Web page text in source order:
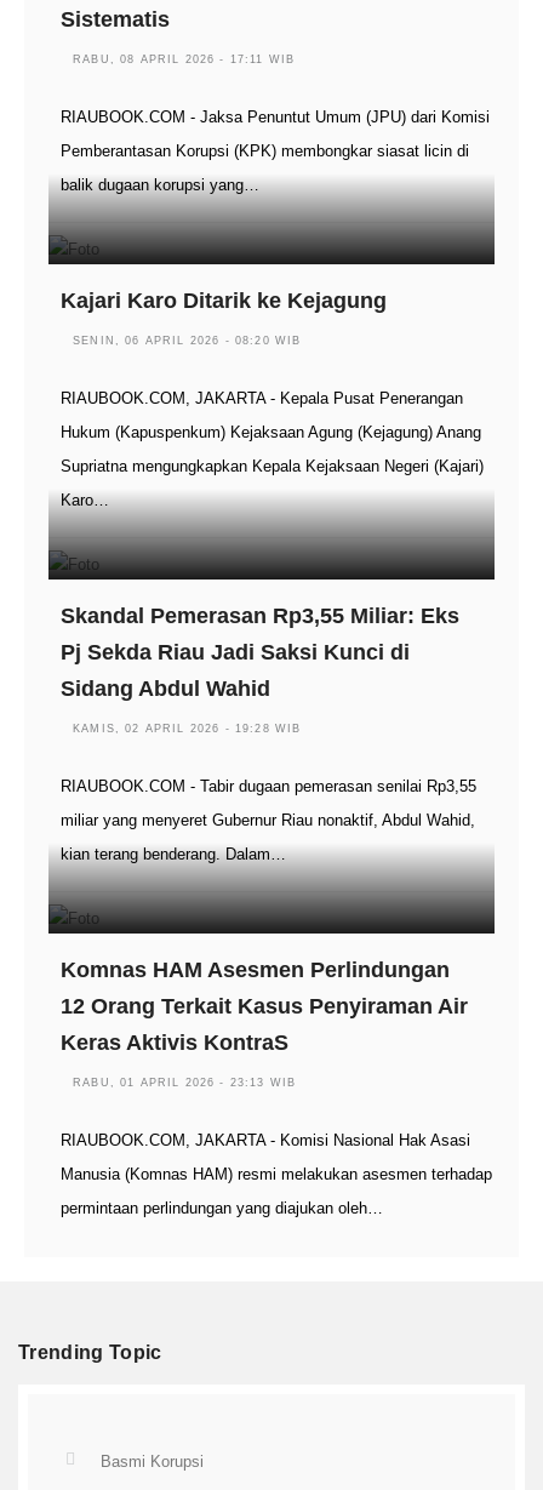
Sistematis
RABU, 08 APRIL 2026 - 17:11 WIB
RIAUBOOK.COM - Jaksa Penuntut Umum (JPU) dari Komisi
Pemberantasan Korupsi (KPK) membongkar siasat licin di
balik dugaan korupsi yang…
Kajari Karo Ditarik ke Kejagung
SENIN, 06 APRIL 2026 - 08:20 WIB
RIAUBOOK.COM, JAKARTA - Kepala Pusat Penerangan
Hukum (Kapuspenkum) Kejaksaan Agung (Kejagung) Anang
Supriatna mengungkapkan Kepala Kejaksaan Negeri (Kajari)
Karo…
Skandal Pemerasan Rp3,55 Miliar: Eks
Pj Sekda Riau Jadi Saksi Kunci di
Sidang Abdul Wahid
KAMIS, 02 APRIL 2026 - 19:28 WIB
RIAUBOOK.COM - Tabir dugaan pemerasan senilai Rp3,55
miliar yang menyeret Gubernur Riau nonaktif, Abdul Wahid,
kian terang benderang. Dalam…
Komnas HAM Asesmen Perlindungan
12 Orang Terkait Kasus Penyiraman Air
Keras Aktivis KontraS
RABU, 01 APRIL 2026 - 23:13 WIB
RIAUBOOK.COM, JAKARTA - Komisi Nasional Hak Asasi
Manusia (Komnas HAM) resmi melakukan asesmen terhadap
permintaan perlindungan yang diajukan oleh…
Trending Topic
Basmi Korupsi